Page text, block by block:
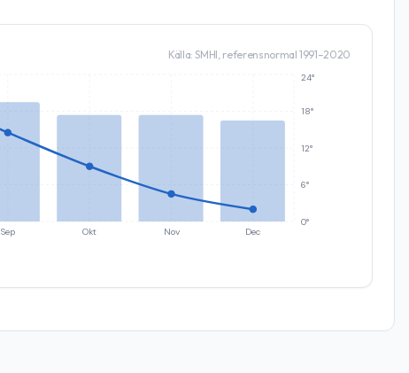
Källa: SMHI, referensnormal 1991–2020
Sep Okt Nov Dec
0°
6°
12°
18°
24°